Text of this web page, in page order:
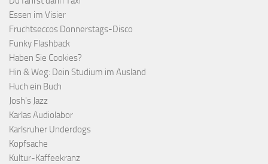
Essen im Visier
Fruchtseccos Donnerstags-Disco
Funky Flashback
Haben Sie Cookies?
Hin & Weg: Dein Studium im Ausland
Huch ein Buch
Josh's Jazz
Karlas Audiolabor
Karlsruher Underdogs
Kopfsache
Kultur-Kaffeekranz